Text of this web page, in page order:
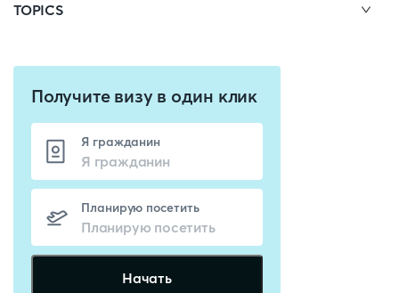
TOPICS
Получите визу в один клик
Я гражданин
Планирую посетить
Начать